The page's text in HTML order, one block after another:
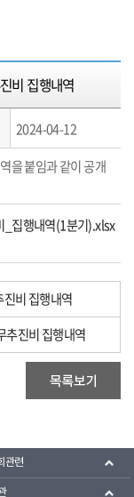
비 집행내역
2024-04-12
을 붙임과 같이 공개
집행내역(1분기).xlsx
비 집행내역
추진비 집행내역
관련